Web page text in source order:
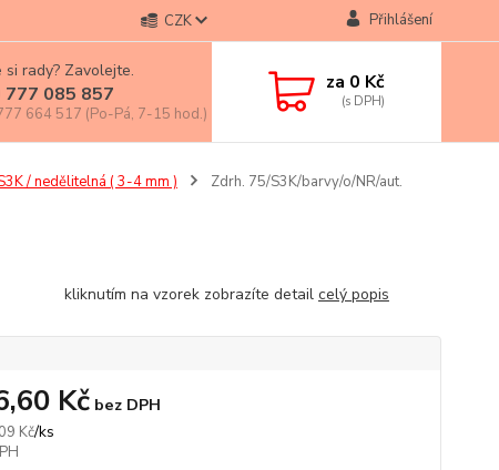
CZK Přihlášení
si rady? Zavolejte.
777 085 857
664 517 (Po-Pá, 7-15 hod.)
za 0 Kč
/ nedělitelná ( 3-4 mm ) Zdrh. 75/S3K/barvy/o/NR/aut.
na vzorek zobrazíte detail celý popis
Kč/ks
Kč bez DPH